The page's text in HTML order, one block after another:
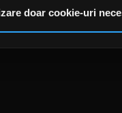
cu alte informații
doar cookie-uri